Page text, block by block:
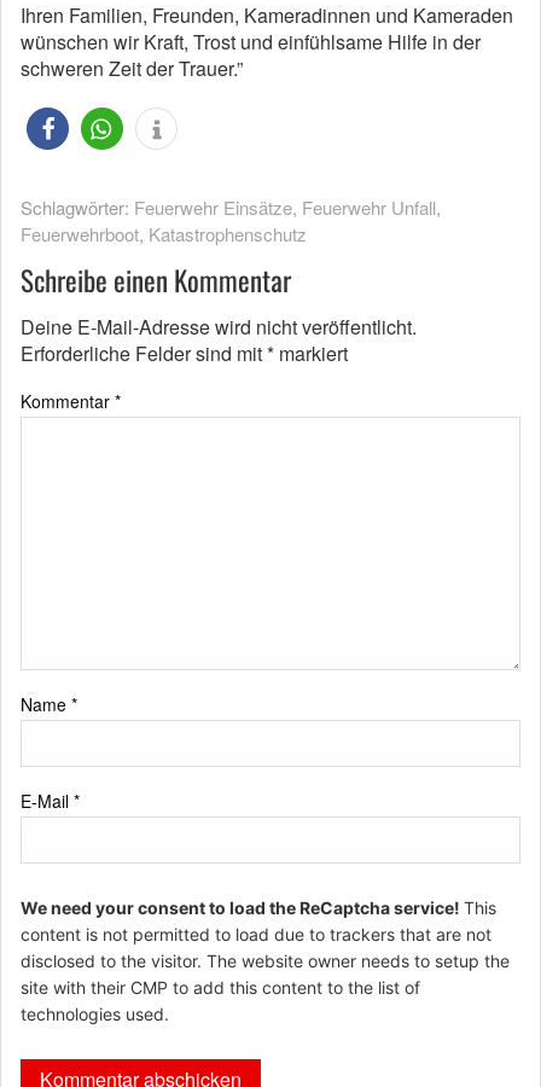
Ihren Familien, Freunden, Kameradinnen und Kameraden
wünschen wir Kraft, Trost und einfühlsame Hilfe in der
schweren Zeit der Trauer.”
Schlagwörter: Feuerwehr Einsätze, Feuerwehr Unfall,
Feuerwehrboot, Katastrophenschutz
Schreibe einen Kommentar
Deine E-Mail-Adresse wird nicht veröffentlicht.
Erforderliche Felder sind mit* markiert
Kommentar *
Name *
E-Mail *
We need your consent to load the ReCaptcha service! This
content is not permitted to load due to trackers that are not
disclosed to the visitor. The website owner needs to setup the
site with their CMP to add this content to the list of
technologies used.